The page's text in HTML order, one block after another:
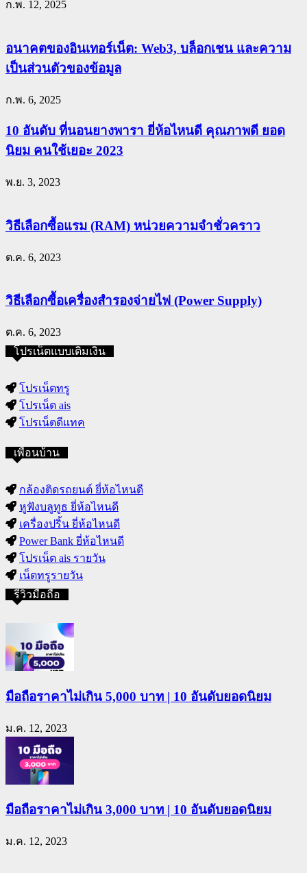
ก.พ. 12, 2025
อนาคตของอินเทอร์เน็ต: Web3, บล็อกเชน และความ
เป็นส่วนตัวของข้อมูล
ก.พ. 6, 2025
10 อันดับ ที่นอนยางพารา ยี่ห้อไหนดี คุณภาพดี ยอด
นิยม คนใช้เยอะ 2023
พ.ย. 3, 2023
วิธีเลือกซื้อแรม (RAM) หน่วยความจำชั่วคราว
ต.ค. 6, 2023
วิธีเลือกซื้อเครื่องสำรองจ่ายไฟ (Power Supply)
ต.ค. 6, 2023
โปรเน็ตแบบเติมเงิน
โปรเน็ตทรู
โปรเน็ต ais
โปรเน็ตดีแทค
เพื่อนบ้าน
กล้องติดรถยนต์ ยี่ห้อไหนดี
หูฟังบลูทูธ ยี่ห้อไหนดี
เครื่องปริ้น ยี่ห้อไหนดี
Power Bank ยี่ห้อไหนดี
โปรเน็ต ais รายวัน
เน็ตทรูรายวัน
รีวิวมือถือ
มือถือราคาไม่เกิน 5,000 บาท | 10 อันดับยอดนิยม
ม.ค. 12, 2023
มือถือราคาไม่เกิน 3,000 บาท | 10 อันดับยอดนิยม
ม.ค. 12, 2023